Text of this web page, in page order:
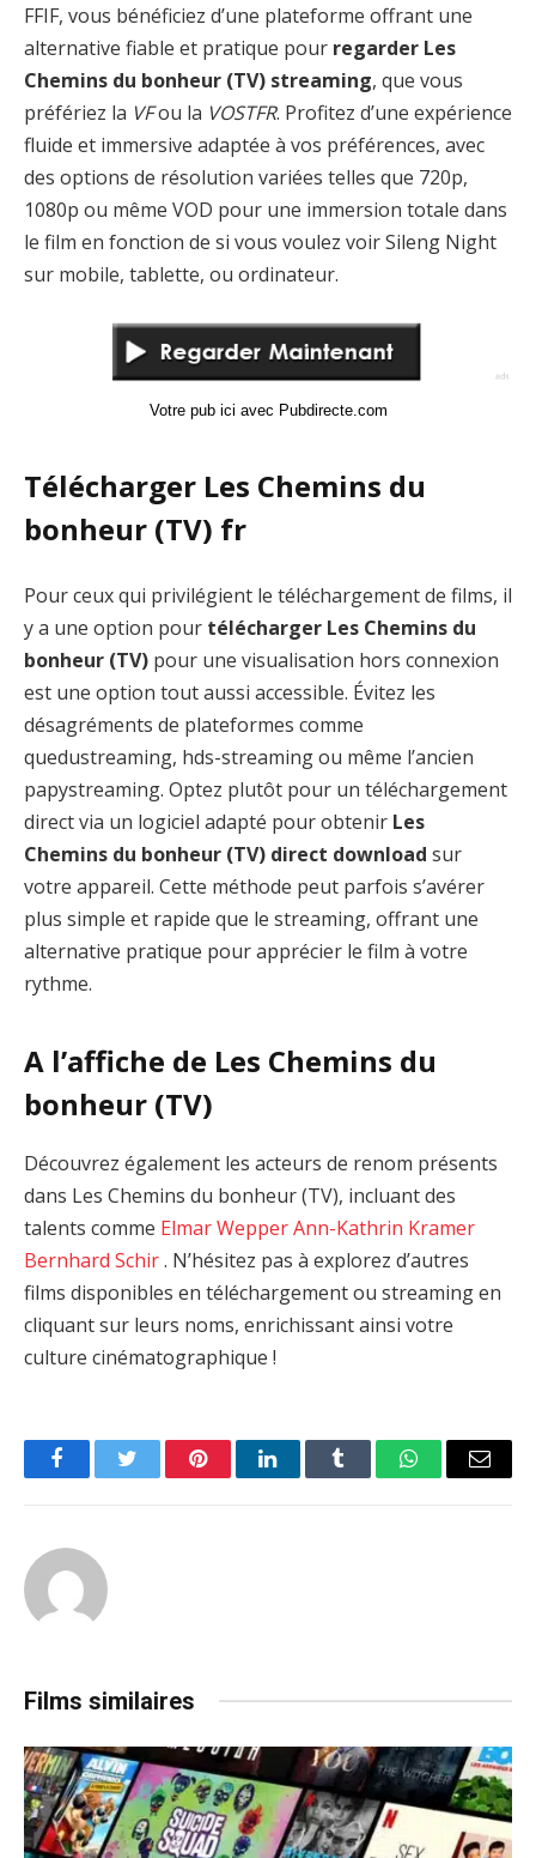
FFIF, vous bénéficiez d’une plateforme offrant une
alternative fiable et pratique pour regarder Les
Chemins du bonheur (TV) streaming, que vous
préfériez la VFou la VOSTFR. Profitez d’une expérience
fluide et immersive adaptée à vos préférences, avec
des options de résolution variées telles que 720p,
1080p ou même VOD pour une immersion totale dans
le film en fonction de si vous voulez voir Sileng Night
sur mobile, tablette, ou ordinateur.
Votre pub ici avec Pubdirecte.com
Télécharger Les Chemins du
bonheur (TV) fr
Pour ceux qui privilégient le téléchargement de films, il
y a une option pour télécharger Les Chemins du
bonheur (TV) pour une visualisation hors connexion
est une option tout aussi accessible. Évitez les
désagréments de plateformes comme
quedustreaming, hds-streaming ou même l’ancien
papystreaming. Optez plutôt pour un téléchargement
direct via un logiciel adapté pour obtenir Les
Chemins du bonheur (TV) direct download sur
votre appareil. Cette méthode peut parfois s’avérer
plus simple et rapide que le streaming, offrant une
alternative pratique pour apprécier le film à votre
rythme.
A l’affiche de Les Chemins du
bonheur (TV)
Découvrez également les acteurs de renom présents
dans Les Chemins du bonheur (TV), incluant des
talents comme Elmar WepperAnn-Kathrin Kramer
Bernhard Schir. N’hésitez pas à explorez d’autres
films disponibles en téléchargement ou streaming en
cliquant sur leurs noms, enrichissant ainsi votre
culture cinématographique !
FacebookTwitter PinterestLinkedInTumblr WhatsAppEmail
Films similaires